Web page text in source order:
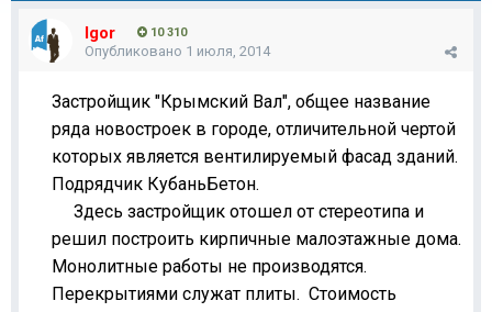
Igor 10 310
Опубликовано 1 июля, 2014
Застройщик "Крымский Вал", общее название
ряда новостроек в городе, отличительной чертой
которых является вентилируемый фасад зданий.
Подрядчик КубаньБетон.
Здесь застройщик отошел от стереотипа и
решил построить кирпичные малоэтажные дома.
Монолитные работы не производятся.
Перекрытиями служат плиты. Стоимость